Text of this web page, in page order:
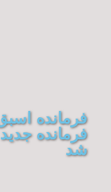
فرمانده
فرمانده
شد